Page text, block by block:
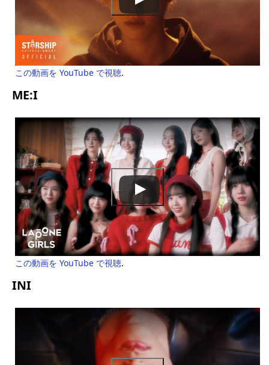
この動画を YouTube で視聴.
ME:I
この動画を YouTube で視聴.
INI